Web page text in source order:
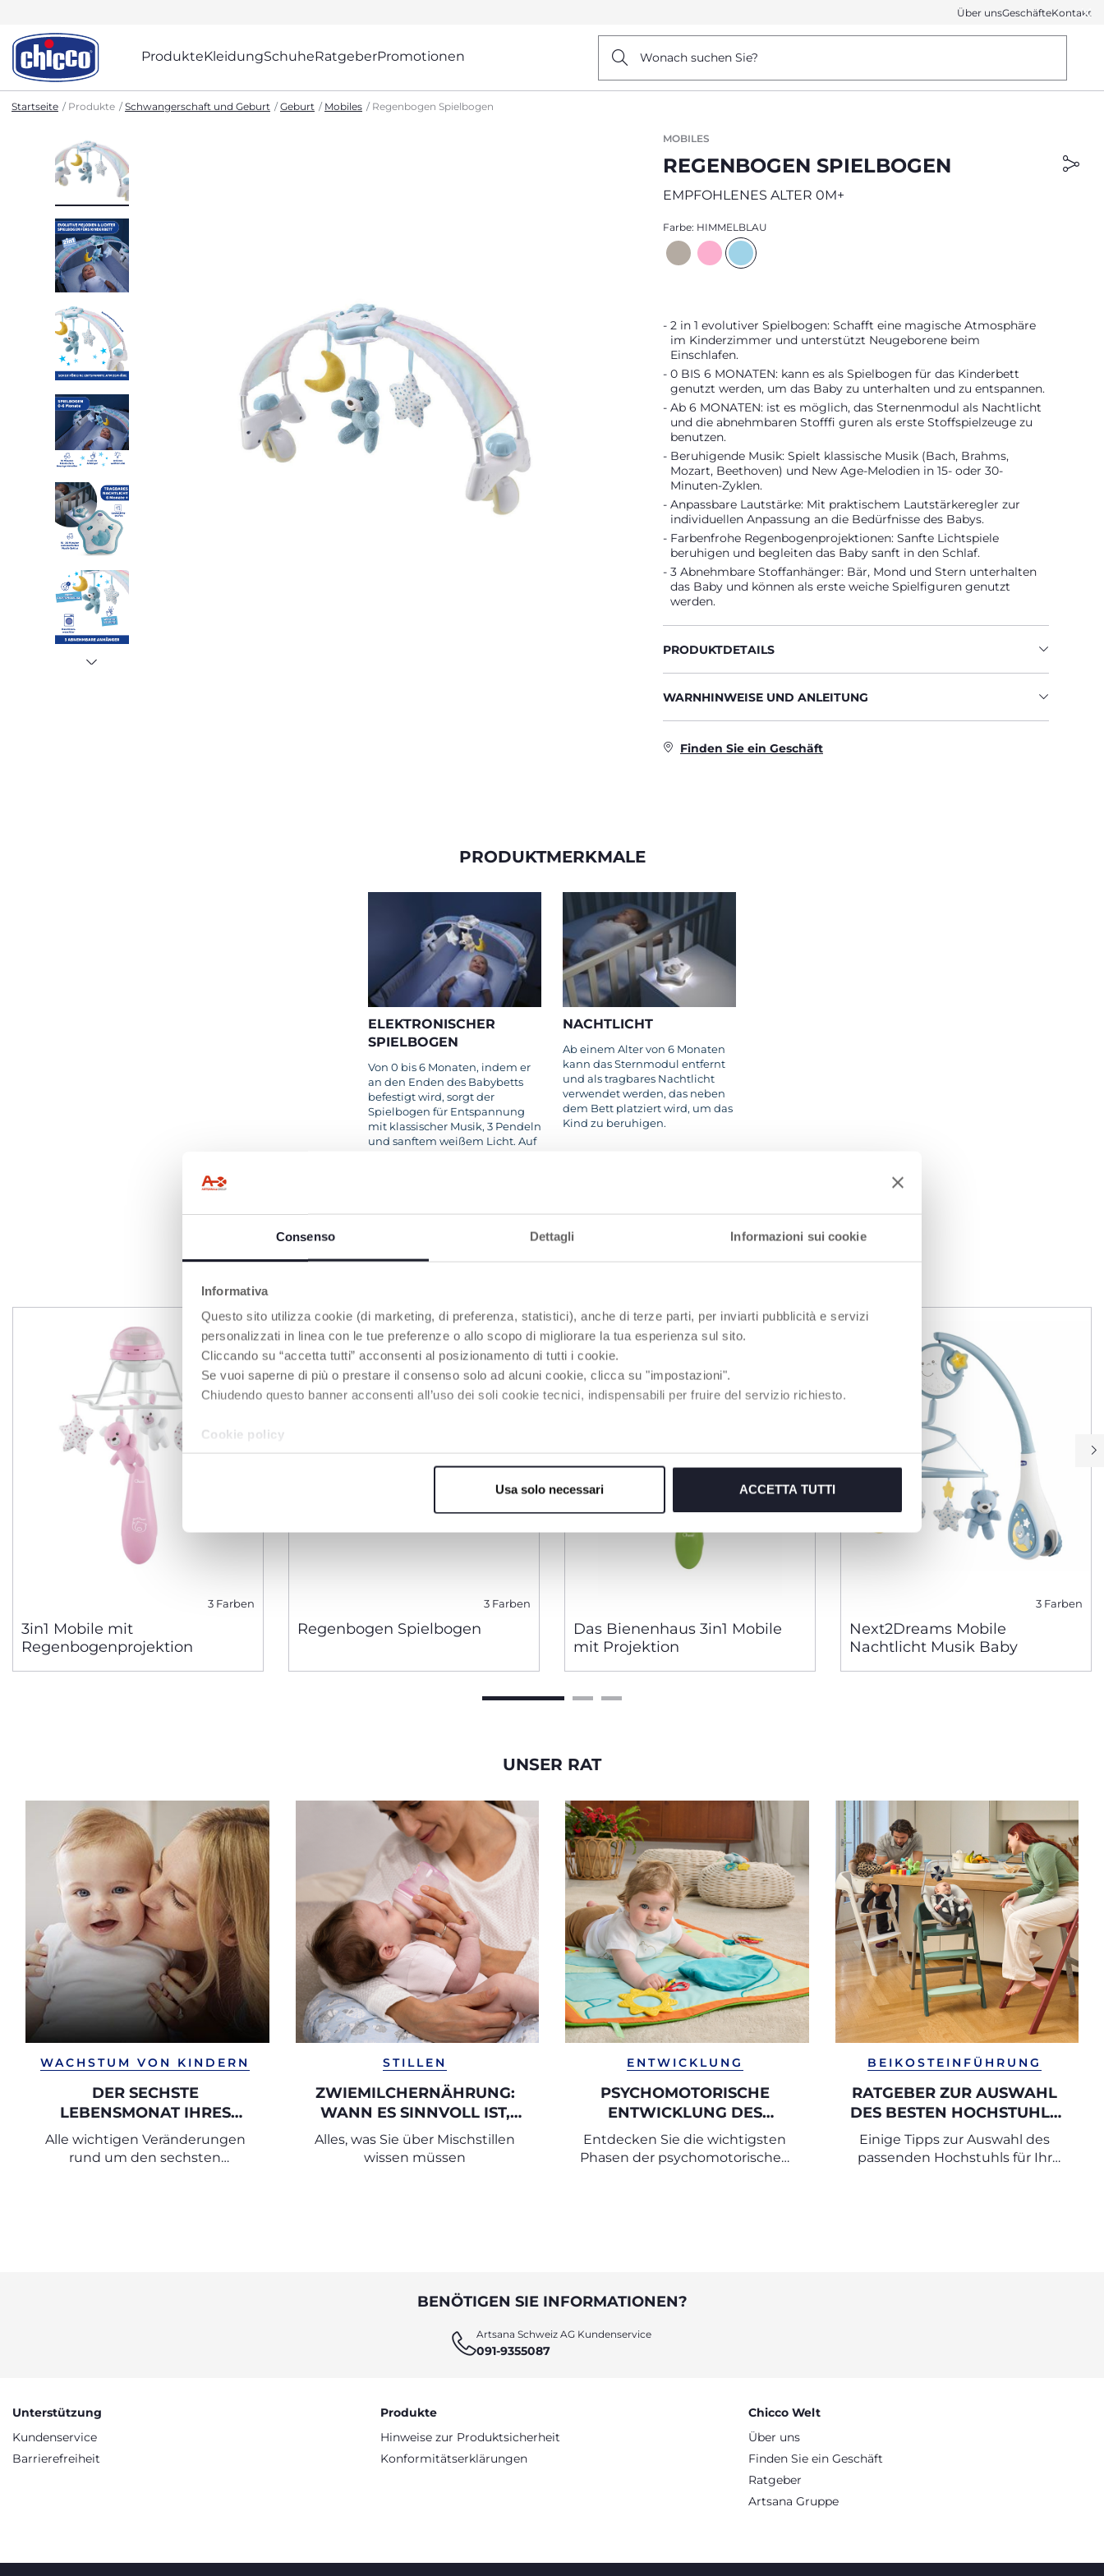
Consenso Dettagli Informazioni sui cookie
Informativa
Questo sito utilizza cookie (di marketing, di preferenza, statistici), anche di terze parti, per inviarti pubblicità e servizi
personalizzati in linea con le tue preferenze o allo scopo di migliorare la tua esperienza sul sito.
Cliccando su “accetta tutti” acconsenti al posizionamento di tutti i cookie.
Se vuoi saperne di più o prestare il consenso solo ad alcuni cookie, clicca su "impostazioni".
Chiudendo questo banner acconsenti all’uso dei soli cookie tecnici, indispensabili per fruire del servizio richiesto.
Cookie policy
Usa solo necessari ACCETTA TUTTI
Über unsGeschäfteKontakt
ProdukteKleidungSchuheRatgeberPromotionen Wonach suchen Sie?
Startseite Produkte Schwangerschaft und Geburt Geburt Mobiles Regenbogen Spielbogen
MOBILES
REGENBOGEN SPIELBOGEN
EMPFOHLENES ALTER 0M+
Farbe: HIMMELBLAU
2 in 1 evolutiver Spielbogen: Schafft eine magische Atmosphäre
im Kinderzimmer und unterstützt Neugeborene beim
Einschlafen.
0 BIS 6 MONATEN: kann es als Spielbogen für das Kinderbett
genutzt werden, um das Baby zu unterhalten und zu entspannen.
Ab 6 MONATEN: ist es möglich, das Sternenmodul als Nachtlicht
und die abnehmbaren Stofffi guren als erste Stoffspielzeuge zu
benutzen.
Beruhigende Musik: Spielt klassische Musik (Bach, Brahms,
Mozart, Beethoven) und New Age-Melodien in 15- oder 30-
Minuten-Zyklen.
Anpassbare Lautstärke: Mit praktischem Lautstärkeregler zur
individuellen Anpassung an die Bedürfnisse des Babys.
Farbenfrohe Regenbogenprojektionen: Sanfte Lichtspiele
beruhigen und begleiten das Baby sanft in den Schlaf.
3 Abnehmbare Stoffanhänger: Bär, Mond und Stern unterhalten
das Baby und können als erste weiche Spielfiguren genutzt
werden.
PRODUKTDETAILS
WARNHINWEISE UND ANLEITUNG
Finden Sie ein Geschäft
PRODUKTMERKMALE
ELEKTRONISCHER
SPIELBOGEN
Von 0 bis 6 Monaten, indem er
an den Enden des Babybetts
befestigt wird, sorgt der
Spielbogen für Entspannung
mit klassischer Musik, 3 Pendeln
und sanftem weißem Licht. Auf
NACHTLICHT
Ab einem Alter von 6 Monaten
kann das Sternmodul entfernt
und als tragbares Nachtlicht
verwendet werden, das neben
dem Bett platziert wird, um das
Kind zu beruhigen.
3 Farben
3in1 Mobile mit
Regenbogenprojektion
3 Farben
Regenbogen Spielbogen
Das Bienenhaus 3in1 Mobile
mit Projektion
3 Farben
Next2Dreams Mobile
Nachtlicht Musik Baby
UNSER RAT
WACHSTUM VON KINDERN
DER SECHSTE
LEBENSMONAT IHRES
BABYS
Alle wichtigen Veränderungen
rund um den sechsten
STILLEN
ZWIEMILCHERNÄHRUNG:
WANN ES SINNVOLL IST,
STILLEN UND FLASCHE ZU
KOMBINIEREN
Alles, was Sie über Mischstillen
wissen müssen
ENTWICKLUNG
PSYCHOMOTORISCHE
ENTWICKLUNG DES
SÄUGLINGS
Entdecken Sie die wichtigsten
Phasen der psychomotorischen
BEIKOSTEINFÜHRUNG
RATGEBER ZUR AUSWAHL
DES BESTEN HOCHSTUHLS
FÜR MAHLZEITEN
Einige Tipps zur Auswahl des
passenden Hochstuhls für Ihr
BENÖTIGEN SIE INFORMATIONEN?
Artsana Schweiz AG Kundenservice
091-9355087
Unterstützung
Kundenservice
Barrierefreiheit
Produkte
Hinweise zur Produktsicherheit
Konformitätserklärungen
Chicco Welt
Über uns
Finden Sie ein Geschäft
Ratgeber
Artsana Gruppe